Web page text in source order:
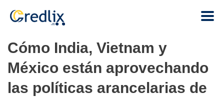
Cómo India, Vietnam y
México están aprovechando
las políticas arancelarias de